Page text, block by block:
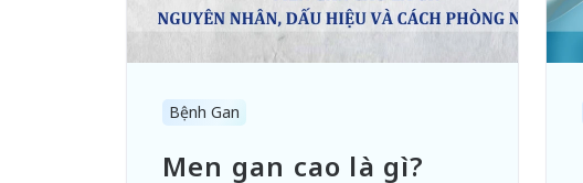
Bệnh Gan
Men gan cao là gì?